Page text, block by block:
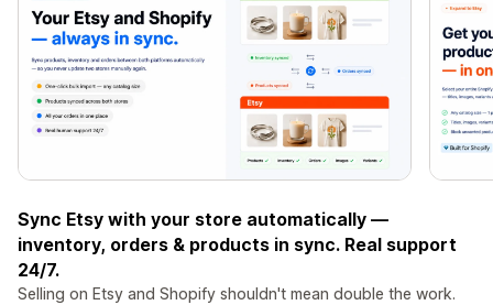
Sync Etsy with your store automatically —
inventory, orders & products in sync. Real support
24/7.
Selling on Etsy and Shopify shouldn't mean double the work.